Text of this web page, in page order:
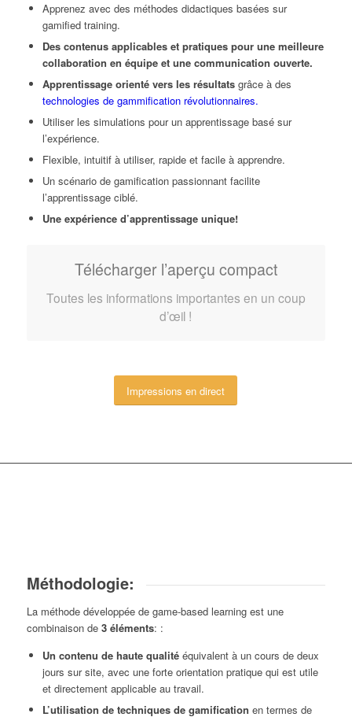
Apprenez avec des méthodes didactiques basées sur
gamified training.
Des contenus applicables et pratiques pour une meilleure
collaboration en équipe et une communication ouverte.
Apprentissage orienté vers les résultatsgrâce à des
technologies de gammification révolutionnaires.
Utiliser les simulations pour un apprentissage basé sur
l’expérience.
Flexible, intuitif à utiliser, rapide et facile à apprendre.
Un scénario de gamification passionnant facilite
l’apprentissage ciblé.
Une expérience d’apprentissage unique!
Télécharger l’aperçu compact
Toutes les informations importantes en un coup
d’œil !
Impressions en direct
Méthodologie:
La méthode développée de game-based learning est une
combinaison de 3 éléments: :
Un contenu de haute qualitééquivalent à un cours de deux
jours sur site, avec une forte orientation pratique qui est utile
et directement applicable au travail.
L’utilisation de techniques de gamification en termes de